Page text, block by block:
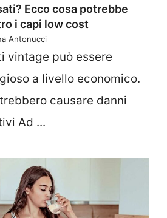
Ecco cosa potrebbe
i capi low cost
Antonucci
vintage può essere
a livello economico.
causare danni
Ad ...